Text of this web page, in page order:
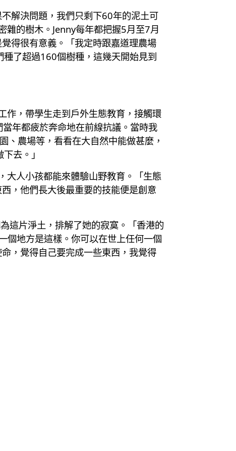
解決問題，我們只剩下60年的泥土可
雜的樹木。Jenny每年都把握5月至7月
得很有意義。「我定時跟嘉道理農場
了超過160個樹種，這幾天開始見到
作，帶學生走到戶外生態教育，接觸環
年都疲於奔命地在前線抗議。當時我
、農場等，看看在大自然中能做甚麼，
去。」
大人小孩都能來體驗山野教育。「生態
，他們長大後最重要的技能便是創意
這片淨土，排解了她的寂寞。「香港的
個地方是這樣。你可以在世上任何一個
，覺得自己要完成一些東西，我覺得